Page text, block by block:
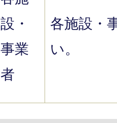
設・
事業
者
各施設・
い。